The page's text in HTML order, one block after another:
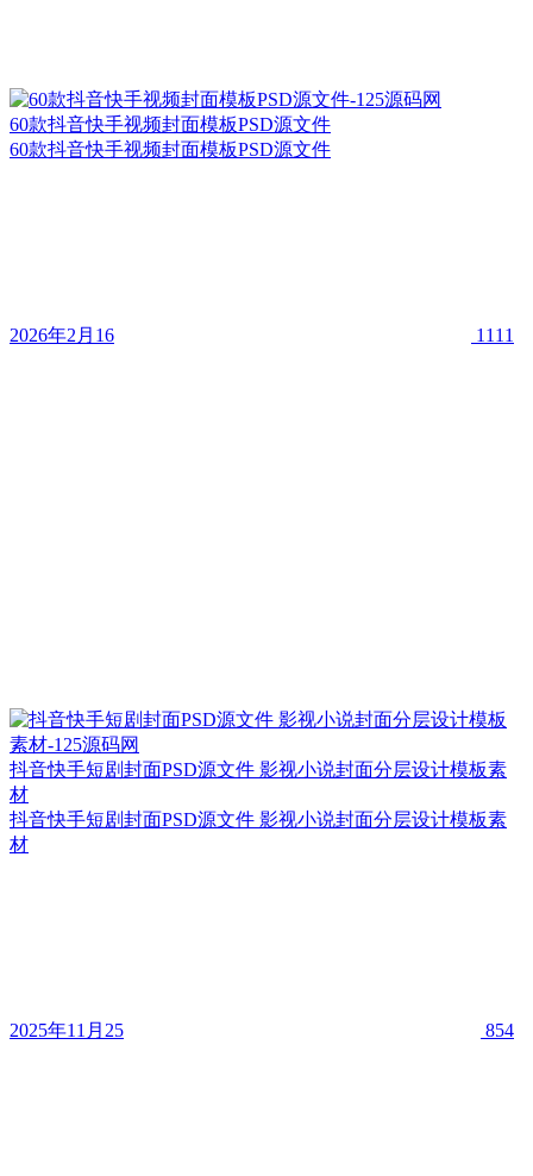
60款抖音快手视频封面模板PSD源文件
60款抖音快手视频封面模板PSD源文件
2026年2月16 1111
抖音快手短剧封面PSD源文件 影视小说封面分层设计模板素
材
抖音快手短剧封面PSD源文件 影视小说封面分层设计模板素
材
2025年11月25 854